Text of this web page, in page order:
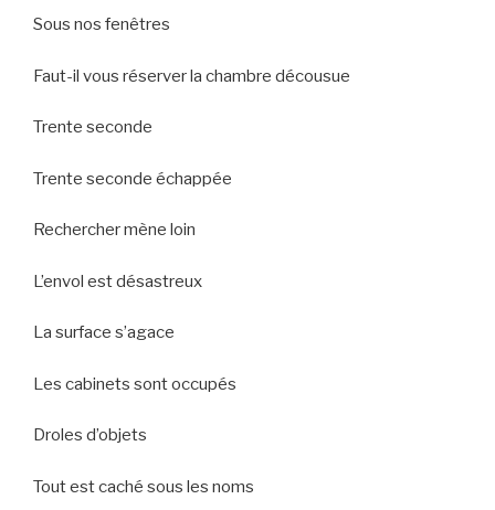
Sous nos fenêtres
Faut-il vous réserver la chambre décousue
Trente seconde
Trente seconde échappée
Rechercher mène loin
L’envol est désastreux
La surface s’agace
Les cabinets sont occupés
Droles d’objets
Tout est caché sous les noms